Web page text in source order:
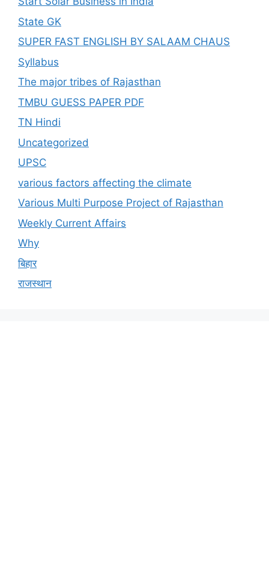
State GK
SUPER FAST ENGLISH BY SALAAM CHAUS
Syllabus
The major tribes of Rajasthan
TMBU GUESS PAPER PDF
TN Hindi
Uncategorized
UPSC
various factors affecting the climate
Various Multi Purpose Project of Rajasthan
Weekly Current Affairs
Why
बिहार
राजस्थान